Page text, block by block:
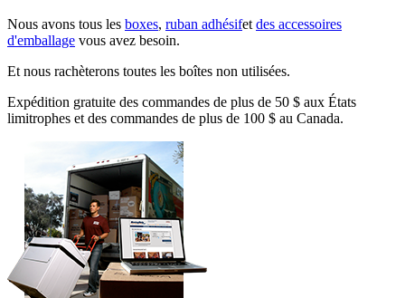
Nous avons tous les boxes, ruban adhésifet des accessoires
d'emballage vous avez besoin.
Et nous rachèterons toutes les boîtes non utilisées.
Expédition gratuite des commandes de plus de 50 $ aux États
limitrophes et des commandes de plus de 100 $ au Canada.